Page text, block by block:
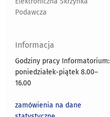
Podawcza
Informacja
Godziny pracy Informatorium:
poniedziałek-piątek 8.00–
16.00
zamówienia na dane